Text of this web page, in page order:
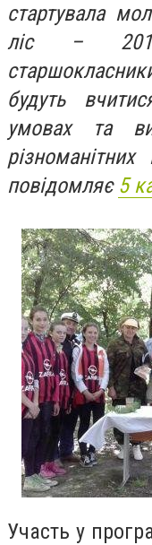
стартувала
ліс –
будуть
умовах та
повідомляє 5
Участь у